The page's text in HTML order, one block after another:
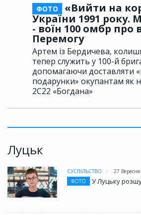
ФОТО
«Вийти на
України 1991 року.
- воїн 100 омбр про
Перемогу
Артем із Бердичева,
тепер служить у 100-й
допомагаючи доставляти
подарунки» окупантам як
2С22 «Богдана»
Луцьк
СУСПІЛЬСТВО
27
ФОТО
У Луцьку